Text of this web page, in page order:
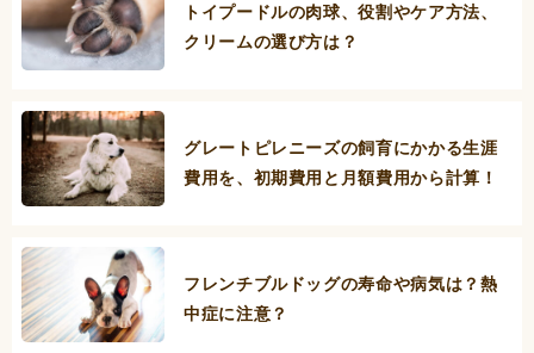
トイプードルの肉球、役割やケア方法、
クリームの選び方は？
グレートピレニーズの飼育にかかる生涯
費用を、初期費用と月額費用から計算！
フレンチブルドッグの寿命や病気は？熱
中症に注意？